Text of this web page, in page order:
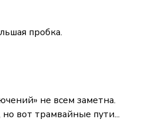
пробка.
не всем заметна.
вот трамвайные пути...